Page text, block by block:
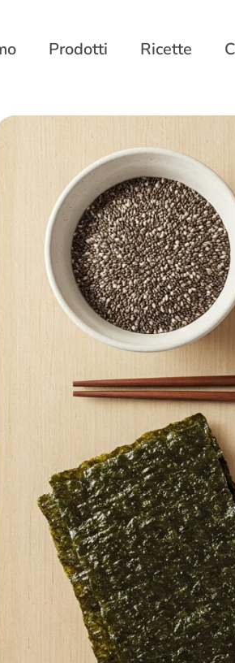
Prodotti Ricette